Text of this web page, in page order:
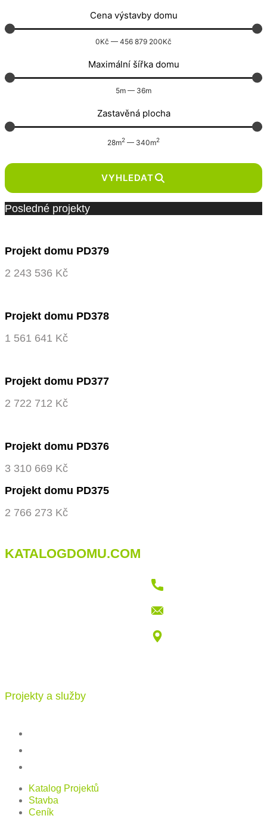
Cena výstavby domu
0Kč — 456 879 200Kč
Maximální šířka domu
5m — 36m
Zastavěná plocha
28m2 — 340m2
VYHLEDAT
Posledné projekty
Projekt domu PD379
2 243 536 Kč
Projekt domu PD378
1 561 641 Kč
Projekt domu PD377
2 722 712 Kč
Projekt domu PD376
3 310 669 Kč
Projekt domu PD375
2 766 273 Kč
KATALOGDOMU.COM
Projekty a služby
Katalog Projektů
Stavba
Ceník